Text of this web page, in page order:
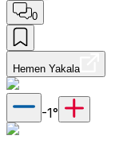
0
Hemen Yakala
-1°